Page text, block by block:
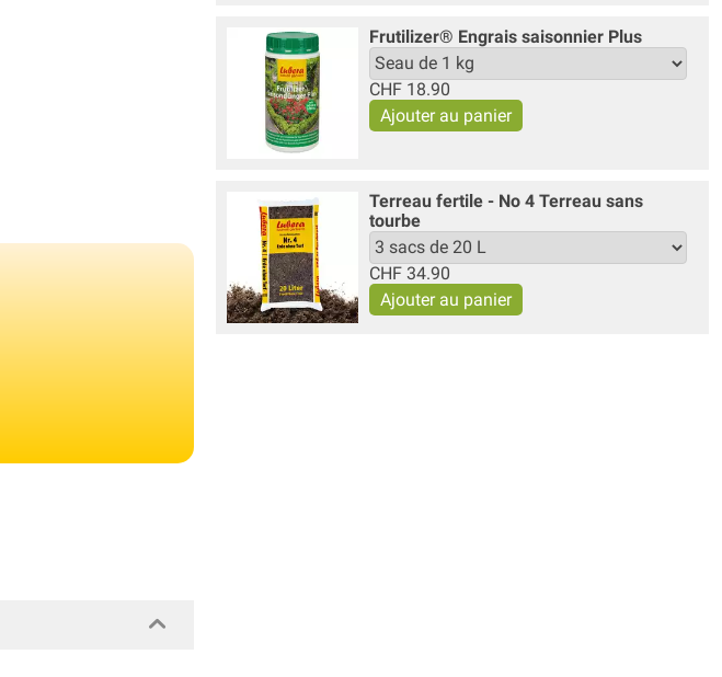
Frutilizer® Engrais saisonnier Plus
CHF 18.90
Terreau fertile - No 4 Terreau sans
tourbe
CHF 34.90